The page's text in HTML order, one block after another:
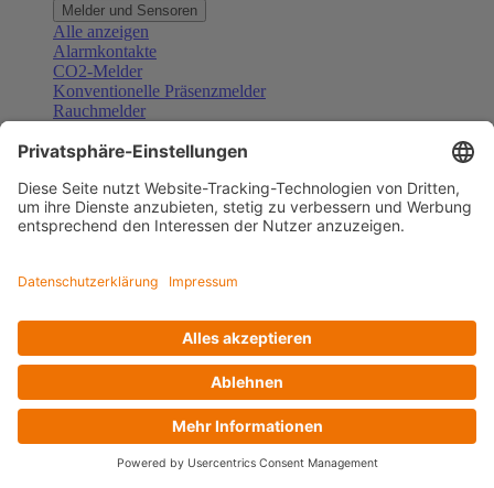
Melder und Sensoren
Alle anzeigen
Alarmkontakte
CO2-Melder
Konventionelle Präsenzmelder
Rauchmelder
Gefahrenmelder
Türsprechanlagen
Alle anzeigen
Außenstationen
Klingeltaster und Gongs
Sprechanlagen-Sets
Zubehör Türkommunikation
Videoüberwachung
Zubehör Videoüberwachung
Alle anzeigen